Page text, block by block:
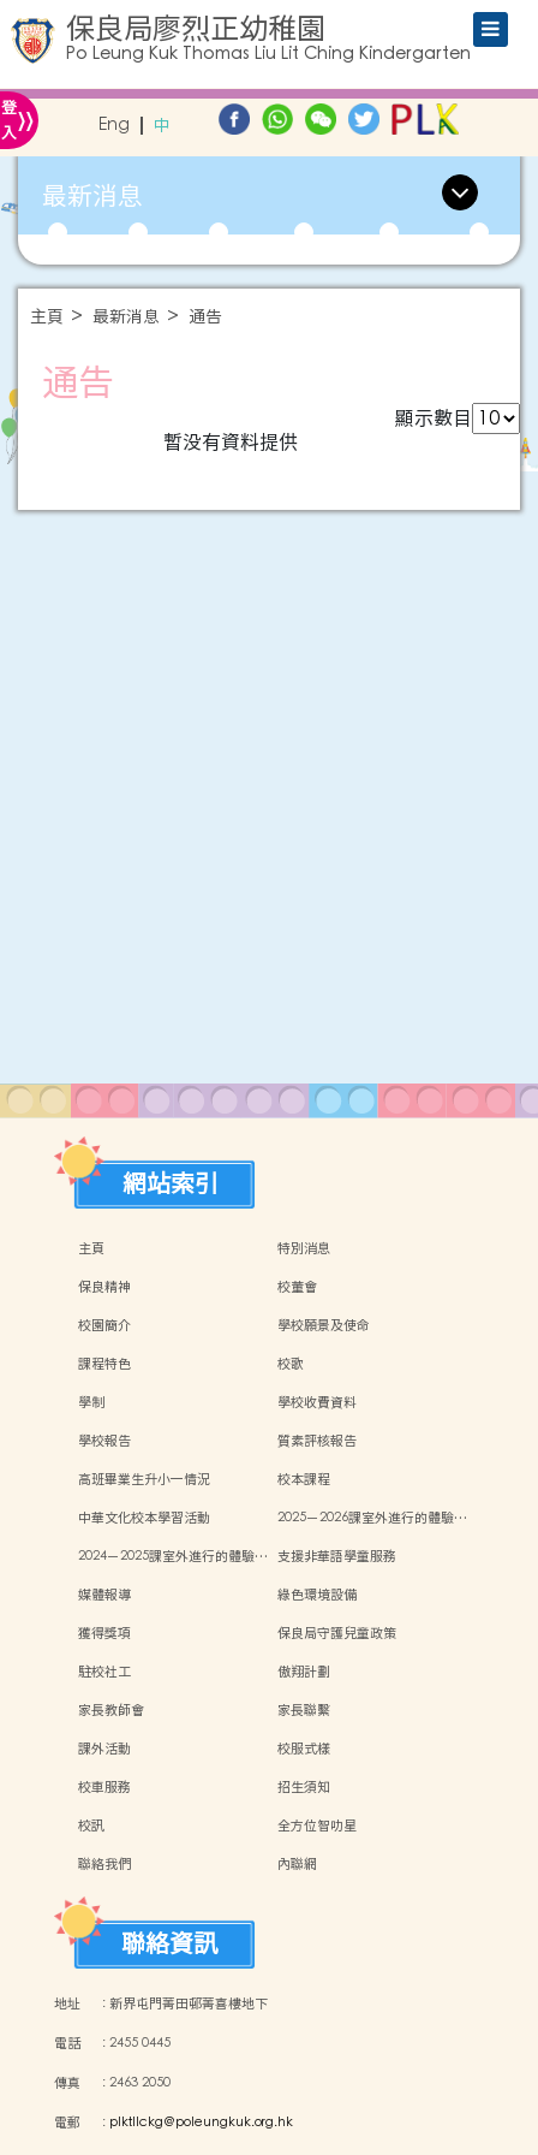
保良局廖烈正幼稚園
Po Leung Kuk Thomas Liu Lit Ching Kindergarten
登
入» Eng 中
最新消息
主頁 最新消息 通告
通告
顯示數目
暫没有資料提供
網站索引
主頁
特別消息
保良精神
校董會
校園簡介
學校願景及使命
課程特色
校歌
學制
學校收費資料
學校報告
質素評核報告
高班畢業生升小一情況
校本課程
中華文化校本學習活動
2025－2026課室外進行的體驗…
2024－2025課室外進行的體驗…
支援非華語學童服務
媒體報導
綠色環境設備
獲得獎項
保良局守護兒童政策
駐校社工
傲翔計劃
家長教師會
家長聯繫
課外活動
校服式樣
校車服務
招生須知
校訊
全方位智叻星
聯絡我們
內聯網
聯絡資訊
地址 :新界屯門菁田邨菁喜樓地下
電話 :2455 0445
傳真 :2463 2050
電郵 : plktllckg@poleungkuk.org.hk